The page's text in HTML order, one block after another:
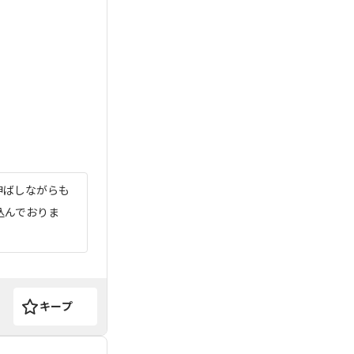
しながらも
でおりま
キープ